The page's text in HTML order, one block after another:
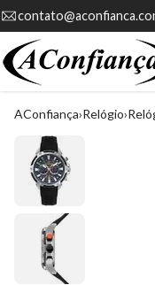
AConfiança Relógio